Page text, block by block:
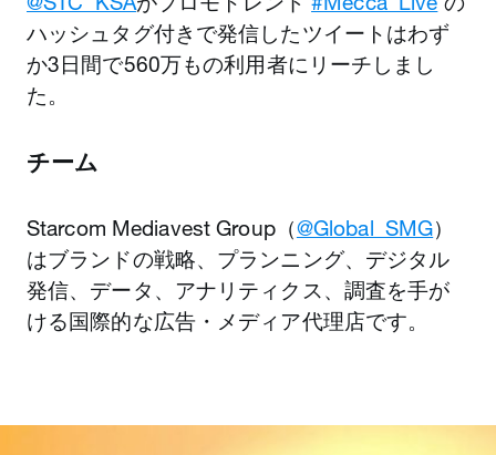
ハッシュタグ付きで発信したツイートはわず
か3日間で560万もの利用者にリーチしまし
た。
チーム
Starcom Mediavest Group（@Global_SMG）
はブランドの戦略、プランニング、デジタル
発信、データ、アナリティクス、調査を手が
ける国際的な広告・メディア代理店です。